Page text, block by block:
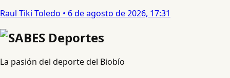
Raul Tiki Toledo • 6 de agosto de 2026, 17:31
La pasión del deporte del Biobío